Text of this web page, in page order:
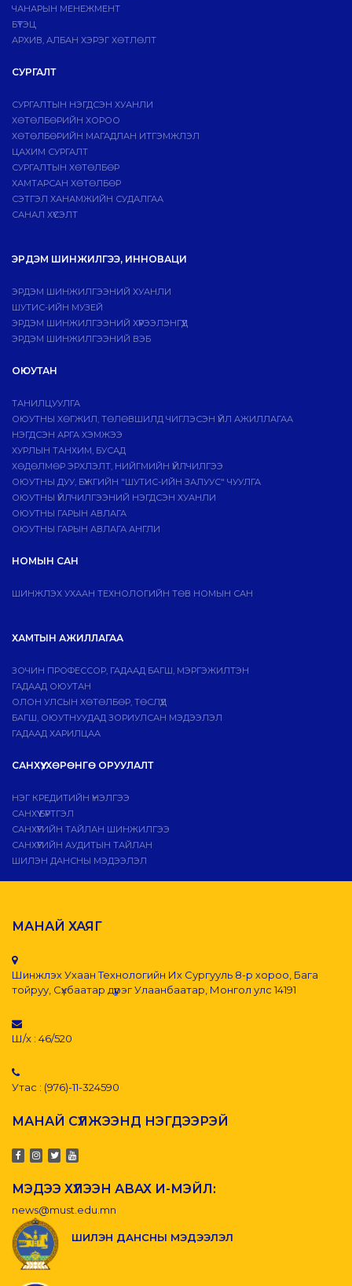
ЧАНАРЫН МЕНЕЖМЕНТ
БҮТЭЦ
АРХИВ, АЛБАН ХЭРЭГ ХӨТЛӨЛТ
СУРГАЛТ
СУРГАЛТЫН НЭГДСЭН ХУАНЛИ
ХӨТӨЛБӨРИЙН ХОРОО
ХӨТӨЛБӨРИЙН МАГАДЛАН ИТГЭМЖЛЭЛ
ЦАХИМ СУРГАЛТ
СУРГАЛТЫН ХӨТӨЛБӨР
ХАМТАРСАН ХӨТӨЛБӨР
СЭТГЭЛ ХАНАМЖИЙН СУДАЛГАА
САНАЛ ХҮСЭЛТ
ЭРДЭМ ШИНЖИЛГЭЭ, ИННОВАЦИ
ЭРДЭМ ШИНЖИЛГЭЭНИЙ ХУАНЛИ
ШУТИС-ИЙН МУЗЕЙ
ЭРДЭМ ШИНЖИЛГЭЭНИЙ ХҮРЭЭЛЭНГҮҮД
ЭРДЭМ ШИНЖИЛГЭЭНИЙ ВЭБ
ОЮУТАН
ТАНИЛЦУУЛГА
ОЮУТНЫ ХӨГЖИЛ, ТӨЛӨВШИЛД ЧИГЛЭСЭН ҮЙЛ АЖИЛЛАГАА
НЭГДСЭН АРГА ХЭМЖЭЭ
ХУРЛЫН ТАНХИМ, БУСАД
ХӨДӨЛМӨР ЭРХЛЭЛТ, НИЙГМИЙН ҮЙЛЧИЛГЭЭ
ОЮУТНЫ ДУУ, БҮЖГИЙН "ШУТИС-ИЙН ЗАЛУУС" ЧУУЛГА
ОЮУТНЫ ҮЙЛЧИЛГЭЭНИЙ НЭГДСЭН ХУАНЛИ
ОЮУТНЫ ГАРЫН АВЛАГА
ОЮУТНЫ ГАРЫН АВЛАГА АНГЛИ
НОМЫН САН
ШИНЖЛЭХ УХААН ТЕХНОЛОГИЙН ТӨВ НОМЫН САН
ХАМТЫН АЖИЛЛАГАА
ЗОЧИН ПРОФЕССОР, ГАДААД БАГШ, МЭРГЭЖИЛТЭН
ГАДААД ОЮУТАН
ОЛОН УЛСЫН ХӨТӨЛБӨР, ТӨСЛҮҮД
БАГШ, ОЮУТНУУДАД ЗОРИУЛСАН МЭДЭЭЛЭЛ
ГАДААД ХАРИЛЦАА
САНХҮҮ, ХӨРӨНГӨ ОРУУЛАЛТ
НЭГ КРЕДИТИЙН ҮНЭЛГЭЭ
САНХҮҮ БҮРТГЭЛ
САНХҮҮГИЙН ТАЙЛАН ШИНЖИЛГЭЭ
САНХҮҮГИЙН АУДИТЫН ТАЙЛАН
ШИЛЭН ДАНСНЫ МЭДЭЭЛЭЛ
МАНАЙ ХАЯГ
Шинжлэх Ухаан Технологийн Их Сургууль 8-р хороо, Бага
тойруу, Сүхбаатар дүүрэг Улаанбаатар, Монгол улс 14191
Ш/х : 46/520
Утас : (976)-11-324590
МАНАЙ СҮЛЖЭЭНД НЭГДЭЭРЭЙ
МЭДЭЭ ХҮЛЭЭН АВАХ И-МЭЙЛ:
news@must.edu.mn
ШИЛЭН ДАНСНЫ МЭДЭЭЛЭЛ